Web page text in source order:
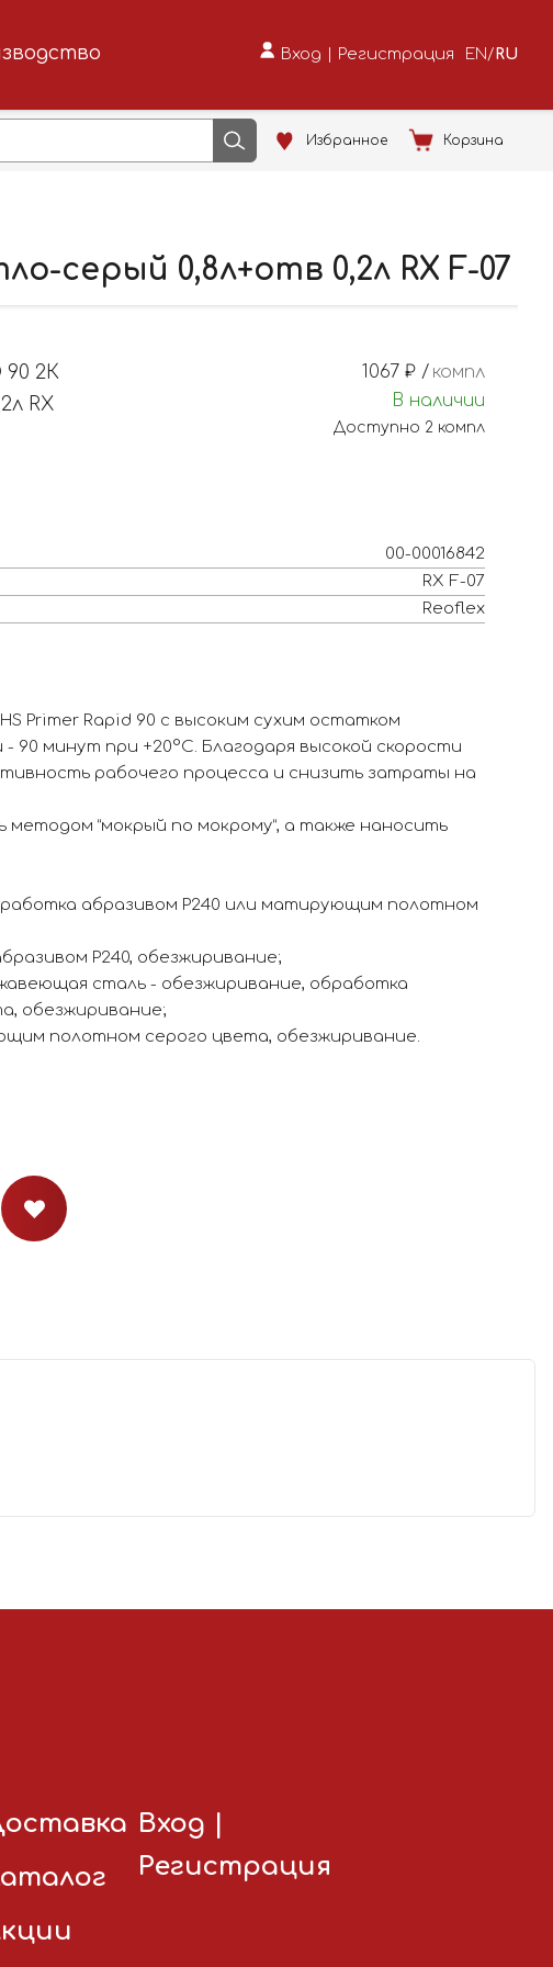
Вход | Регистрация EN /RU
Избранное Корзина
серый 0,8л+отв 0,2л RX F-07
90 2К
RX
00-00016842
RX F-07
Reoflex
Primer Rapid 90 с высоким сухим остатком
минут при +20°С. Благодаря высокой скорости
рабочего процесса и снизить затраты на
методом “мокрый по мокрому”, а также наносить
абразивом Р240 или матирующим полотном
Р240, обезжиривание;
сталь - обезжиривание, обработка
обезжиривание;
полотном серого цвета, обезжиривание.
1067 ₽ / компл
В наличии
Доступно 2 компл
Вход |
Регистрация